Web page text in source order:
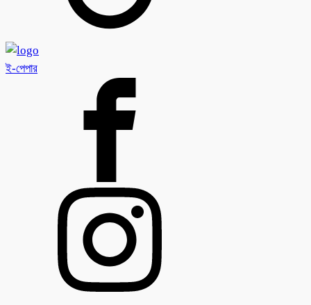
ই-পেপার